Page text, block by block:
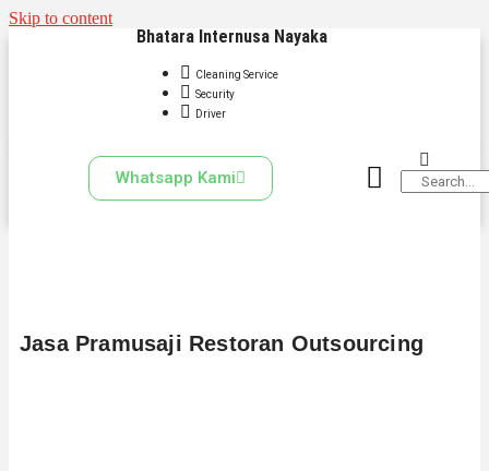
Skip to content
Bhatara Internusa Nayaka
Cleaning Service
Security
Driver
Whatsapp Kami
Jasa Pramusaji Restoran Outsourcing